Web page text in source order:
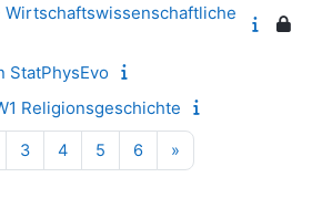
StatPhysEvo
Religionsgeschichte
Strona 2
3Strona 3
4Strona 4
5 Strona 5
6Strona 6
»